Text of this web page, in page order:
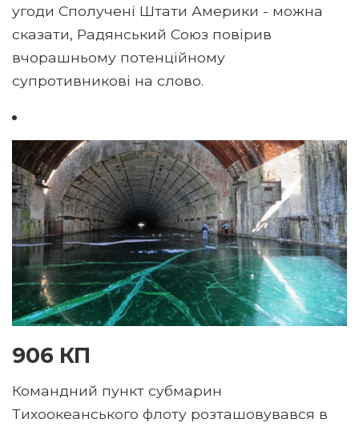
угоди Сполучені Штати Америки - можна
сказати, Радянський Союз повірив
вчорашньому потенційному
супротивникові на слово.
906 КП
Командний пункт субмарин
Тихоокеанського флоту розташовувався в